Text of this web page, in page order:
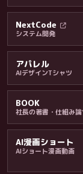
料金・保証・
NextCode
システム開発
アパレル
AIデザインTシャツ
BOOK
社長の著書・仕組み
AI漫画ショート
AIショート漫画動画